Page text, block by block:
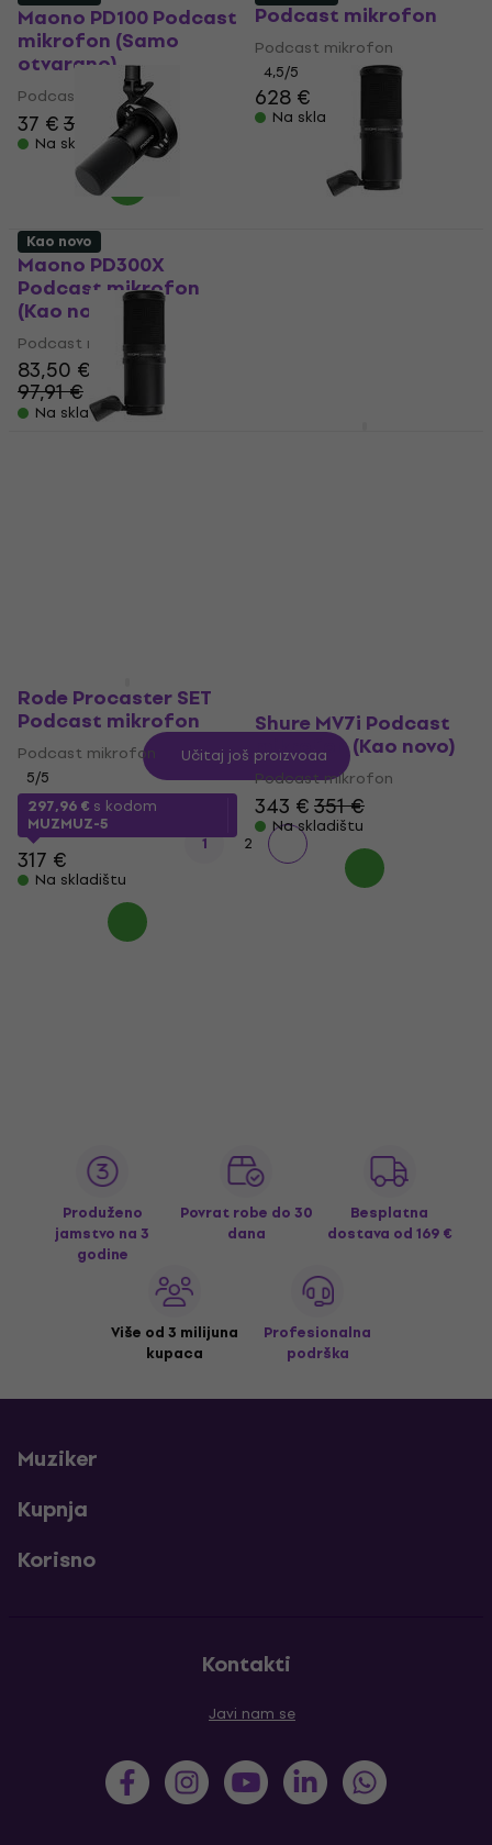
Maono PD100 Podcast
mikrofon (Samo
otvarano)
Podcast mikrofon
37 €38,60 €
Na skladištu
Podcast mikrofon
Podcast mikrofon
4,5/5
628 €
Na skladištu
Maono PD300X
Podcast mikrofon
(Kao novo)
Podcast mikrofon
83,50 €
97,91 €
- 15 %
Na skladištu
Kao novo
Rode Procaster SET
Podcast mikrofon
Podcast mikrofon
5/5
297,96 € s kodom
MUZMUZ-5
317 €
Na skladištu
Shure MV7i Podcast
mikrofon (Kao novo)
Podcast mikrofon
343 €351 €
Na skladištu
Učitaj još proizvoda
1 2
Produženo
jamstvo na 3
godine
Povrat robe do 30
dana
Besplatna
dostava od 169 €
Više od 3 milijuna
kupaca
Profesionalna
podrška
Muziker
Kupnja
Korisno
Kontakti
Javi nam se